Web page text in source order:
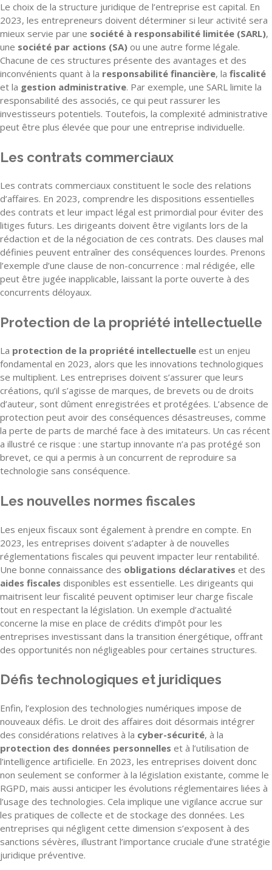
Le choix de la structure juridique de l’entreprise est capital. En
2023, les entrepreneurs doivent déterminer si leur activité sera
mieux servie par une société à responsabilité limitée (SARL),
une société par actions (SA) ou une autre forme légale.
Chacune de ces structures présente des avantages et des
inconvénients quant à la responsabilité financière, la fiscalité
et la gestion administrative. Par exemple, une SARL limite la
responsabilité des associés, ce qui peut rassurer les
investisseurs potentiels. Toutefois, la complexité administrative
peut être plus élevée que pour une entreprise individuelle.
Les contrats commerciaux
Les contrats commerciaux constituent le socle des relations
d’affaires. En 2023, comprendre les dispositions essentielles
des contrats et leur impact légal est primordial pour éviter des
litiges futurs. Les dirigeants doivent être vigilants lors de la
rédaction et de la négociation de ces contrats. Des clauses mal
définies peuvent entraîner des conséquences lourdes. Prenons
l’exemple d’une clause de non-concurrence : mal rédigée, elle
peut être jugée inapplicable, laissant la porte ouverte à des
concurrents déloyaux.
Protection de la propriété intellectuelle
La protection de la propriété intellectuelle est un enjeu
fondamental en 2023, alors que les innovations technologiques
se multiplient. Les entreprises doivent s’assurer que leurs
créations, qu’il s’agisse de marques, de brevets ou de droits
d’auteur, sont dûment enregistrées et protégées. L’absence de
protection peut avoir des conséquences désastreuses, comme
la perte de parts de marché face à des imitateurs. Un cas récent
a illustré ce risque : une startup innovante n’a pas protégé son
brevet, ce qui a permis à un concurrent de reproduire sa
technologie sans conséquence.
Les nouvelles normes fiscales
Les enjeux fiscaux sont également à prendre en compte. En
2023, les entreprises doivent s’adapter à de nouvelles
réglementations fiscales qui peuvent impacter leur rentabilité.
Une bonne connaissance des obligations déclaratives et des
aides fiscales disponibles est essentielle. Les dirigeants qui
maitrisent leur fiscalité peuvent optimiser leur charge fiscale
tout en respectant la législation. Un exemple d’actualité
concerne la mise en place de crédits d’impôt pour les
entreprises investissant dans la transition énergétique, offrant
des opportunités non négligeables pour certaines structures.
Défis technologiques et juridiques
Enfin, l’explosion des technologies numériques impose de
nouveaux défis. Le droit des affaires doit désormais intégrer
des considérations relatives à la cyber-sécurité, à la
protection des données personnelles et à l’utilisation de
l’intelligence artificielle. En 2023, les entreprises doivent donc
non seulement se conformer à la législation existante, comme le
RGPD, mais aussi anticiper les évolutions réglementaires liées à
l’usage des technologies. Cela implique une vigilance accrue sur
les pratiques de collecte et de stockage des données. Les
entreprises qui négligent cette dimension s’exposent à des
sanctions sévères, illustrant l’importance cruciale d’une stratégie
juridique préventive.